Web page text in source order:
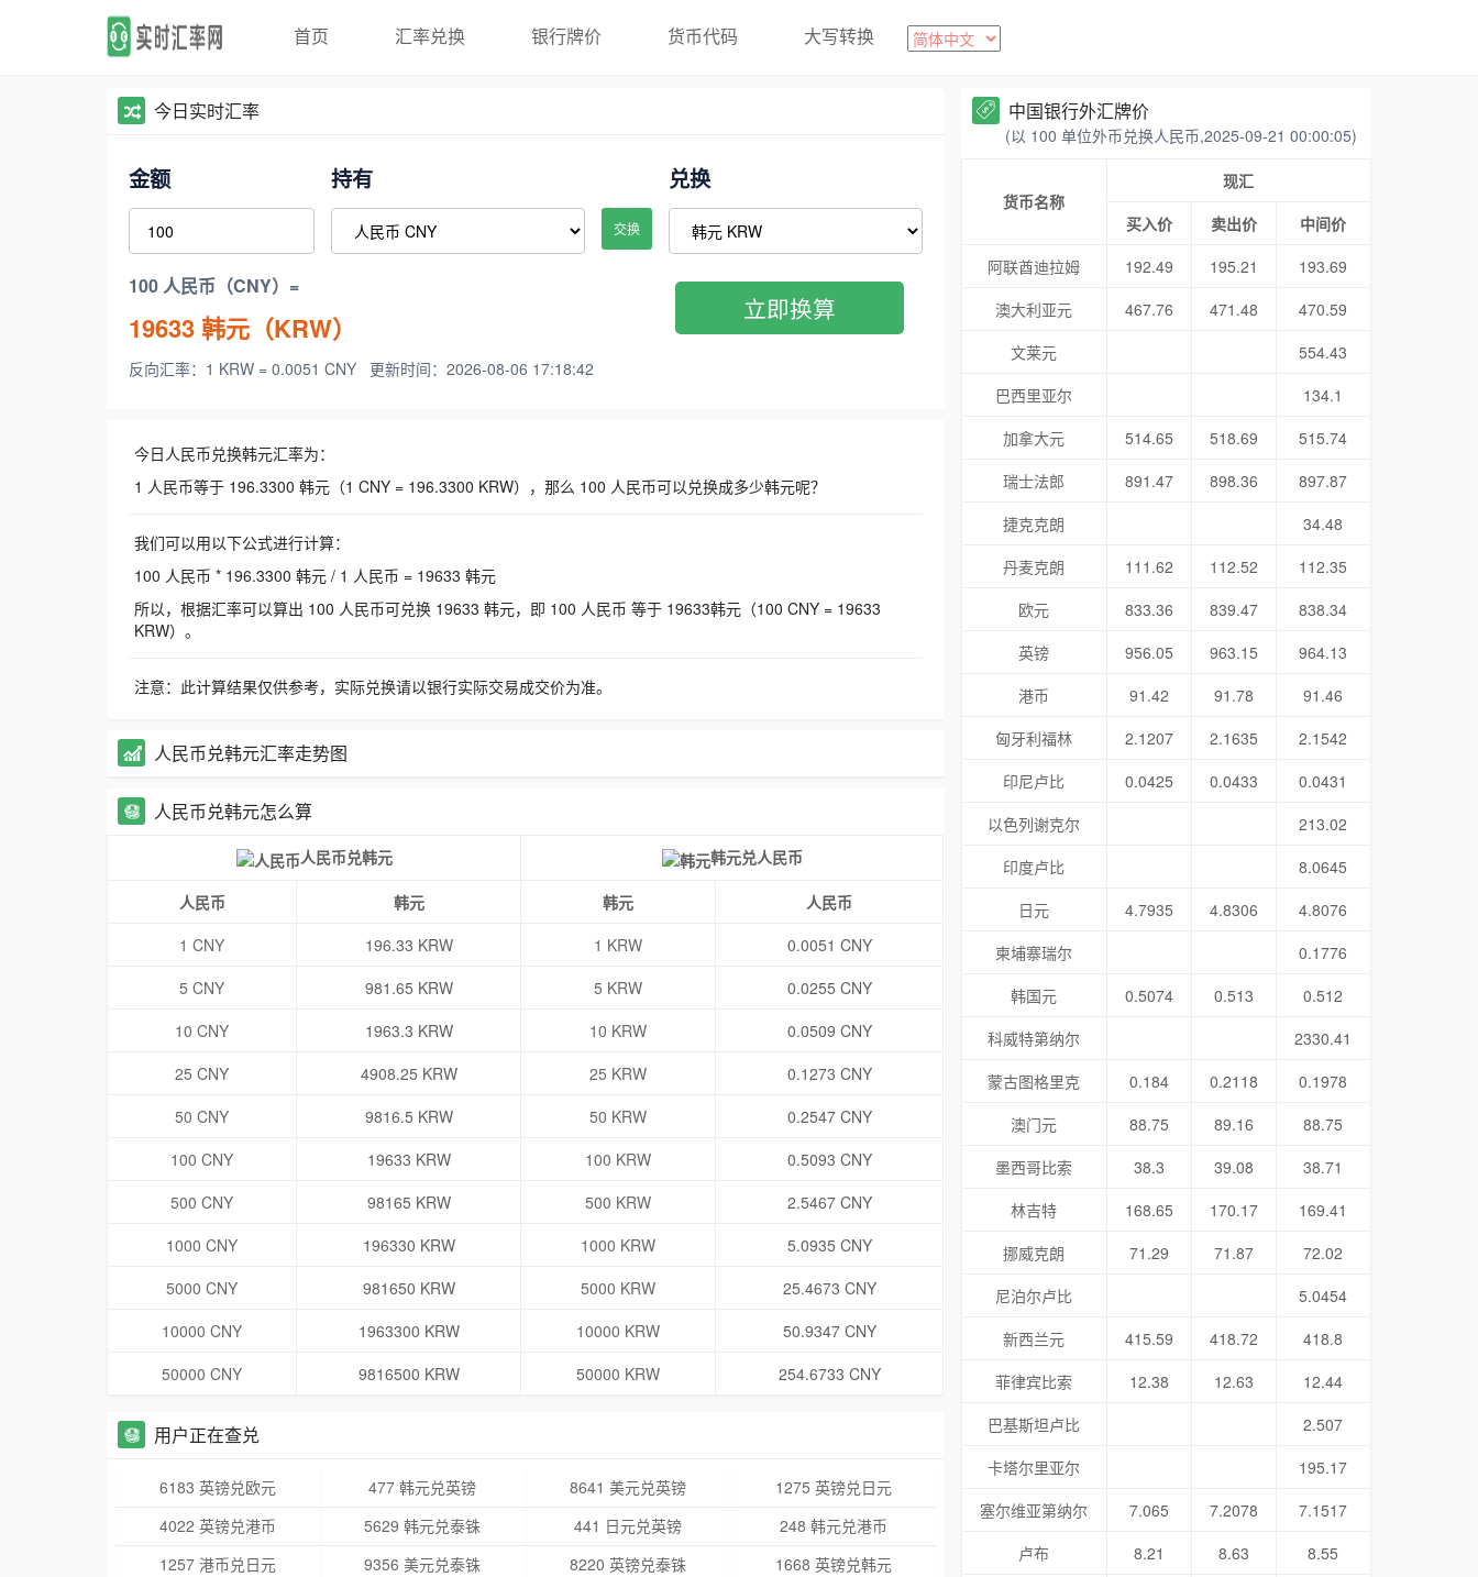
首页 汇率兑换 银行牌价 货币代码 大写转换
今日实时汇率
金额 持有
交换
兑换
100 人民币（CNY）=
19633韩元（KRW）
反向汇率：1 KRW = 0.0051 CNY 更新时间：2026-08-06 17:18:42
立即换算
今日人民币兑换韩元汇率为：
1 人民币等于 196.3300 韩元（1 CNY = 196.3300 KRW），那么 100 人民币可以兑换成多少韩元呢？
我们可以用以下公式进行计算：
100 人民币 * 196.3300 韩元 / 1 人民币 = 19633 韩元
所以，根据汇率可以算出 100 人民币可兑换 19633 韩元，即 100 人民币 等于 19633韩元（100 CNY = 19633
KRW）。
注意：此计算结果仅供参考，实际兑换请以银行实际交易成交价为准。
人民币兑韩元汇率走势图
人民币兑韩元怎么算
人民币兑韩元 韩元兑人民币
人民币 韩元 韩元
人民币
1 CNY
196.33 KRW 1 KRW
0.0051 CNY
5 CNY
981.65 KRW 5 KRW
0.0255 CNY
10 CNY
1963.3 KRW 10 KRW
0.0509 CNY
25 CNY
4908.25 KRW 25 KRW
0.1273 CNY
50 CNY
9816.5 KRW 50 KRW
0.2547 CNY
100 CNY
19633 KRW 100 KRW
0.5093 CNY
500 CNY
98165 KRW 500 KRW
2.5467 CNY
1000 CNY
196330 KRW 1000 KRW
5.0935 CNY
5000 CNY
981650 KRW 5000 KRW
25.4673 CNY
10000 CNY
1963300 KRW 10000 KRW
50.9347 CNY
50000 CNY
9816500 KRW 50000 KRW 254.6733 CNY
用户正在查兑
6183 英镑兑欧元 477 韩元兑英镑 8641 美元兑英镑
1275 英镑兑日元
4022 英镑兑港币
5629 韩元兑泰铢 441 日元兑英镑
248 韩元兑港币
1257 港币兑日元
9356 美元兑泰铢 8220 英镑兑泰铢
1668 英镑兑韩元
中国银行外汇牌价
(以 100 单位外币兑换人民币,2025-09-21 00:00:05)
货币名称
现汇
买入价
卖出价
中间价
阿联酋迪拉姆
192.49 195.21
193.69
澳大利亚元
467.76 471.48
470.59
文莱元
554.43
巴西里亚尔
134.1
加拿大元
514.65 518.69
515.74
瑞士法郎
891.47 898.36
897.87
捷克克朗
34.48
丹麦克朗
111.62 112.52
112.35
欧元
833.36 839.47
838.34
英镑
956.05 963.15
964.13
港币
91.42 91.78
91.46
匈牙利福林
2.1207 2.1635
2.1542
印尼卢比
0.0425 0.0433
0.0431
以色列谢克尔
213.02
印度卢比
8.0645
日元
4.7935 4.8306
4.8076
柬埔寨瑞尔
0.1776
韩国元
0.5074 0.513
0.512
科威特第纳尔
2330.41
蒙古图格里克
0.184 0.2118
0.1978
澳门元
88.75 89.16
88.75
墨西哥比索
38.3 39.08
38.71
林吉特
168.65 170.17
169.41
挪威克朗
71.29 71.87
72.02
尼泊尔卢比
5.0454
新西兰元
415.59 418.72
418.8
菲律宾比索
12.38 12.63
12.44
巴基斯坦卢比
2.507
卡塔尔里亚尔
195.17
塞尔维亚第纳尔
7.065 7.2078
7.1517
卢布
8.21 8.63
8.55